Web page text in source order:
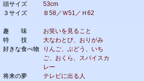
頭サイズ
53cm
３サイズ
Ｂ58／Ｗ51／Ｈ62
趣 味
お笑いを見ること
特 技
大なわとび、おりがみ
好きな食べ物
りんご、ぶどう、いち
ご、おくら、スパイスカ
レー
将来の夢
テレビに出る人